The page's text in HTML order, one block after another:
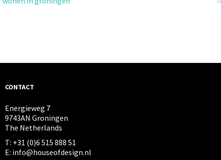
CONTACT
Energieweg 7
9743AN Groningen
The Netherlands
T: +31 (0)6 515 888 51
E: info@houseofdesign.nl